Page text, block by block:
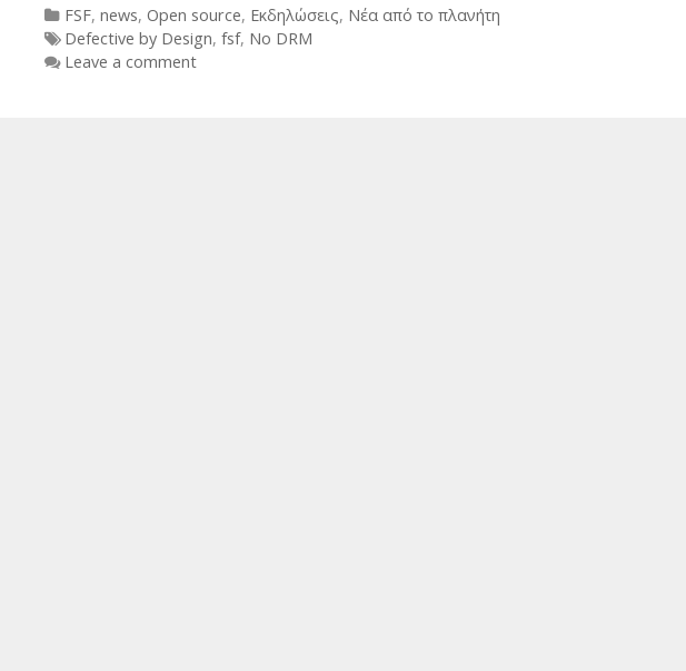
Categories
FSF, news, Open source, Εκδηλώσεις, Νέα από το πλανήτη
Tags
Defective by Design, fsf, No DRM
Leave a comment